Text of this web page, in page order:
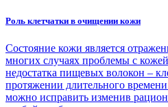
Роль клетчатки в очищении кожи
Состояние кожи является
многих случаях проблемы с
недостатка пищевых волокон –
протяжении длительного
можно исправить изменив